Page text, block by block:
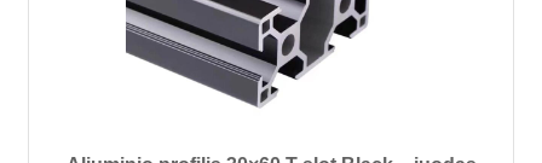
Kad matytumėte kainą pasirinkite ilgį.